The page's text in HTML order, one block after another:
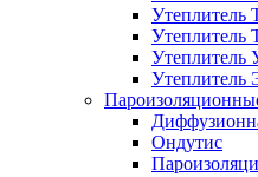
Утеплитель
Утеплитель
Утеплитель
Утеплитель
Ондутис